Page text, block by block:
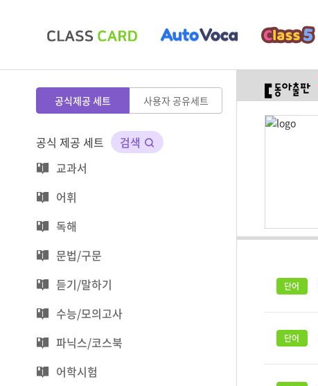
공식제공 세트 사용자 공유세트
공식 제공 세트
검색
교과서
어휘
독해
문법/구문
듣기/말하기
수능/모의고사
파닉스/코스북
어학시험